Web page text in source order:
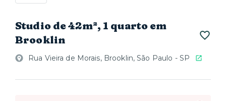
Studio de 42m², 1 quarto em
Brooklin
Rua Vieira de Morais, Brooklin, São Paulo - SP